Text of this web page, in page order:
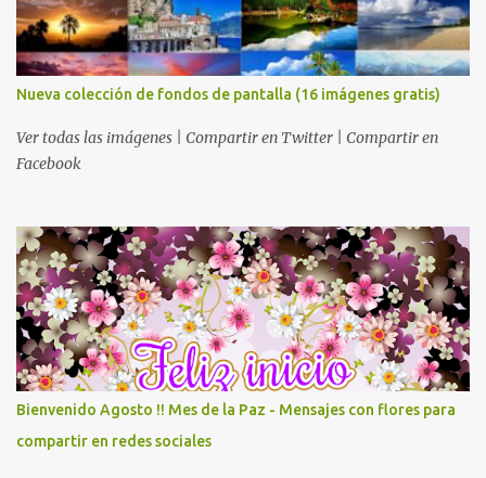
Nueva colección de fondos de pantalla (16 imágenes gratis)
Ver todas las imágenes | Compartir en Twitter | Compartir en
Facebook
Bienvenido Agosto !! Mes de la Paz - Mensajes con flores para
compartir en redes sociales